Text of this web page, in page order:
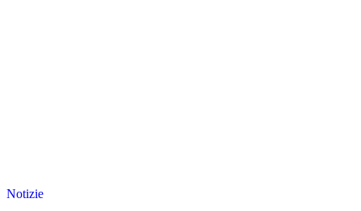
Notizie